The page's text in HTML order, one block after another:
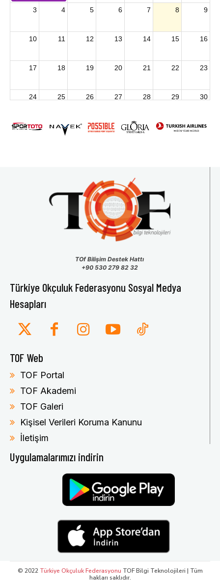
3 4 5 6 7 8 9
10 11 12 13 14 15 16
17 18 19 20 21 22 23
24 25 26 27 28 29 30
31 1 2 3 4 5 6
TOf Bilişim Destek Hattı
+90 530 279 82 32
Türkiye Okçuluk Federasyonu Sosyal Medya
Hesapları
TOF Web
TOF Portal
TOF Akademi
TOF Galeri
Kişisel Verileri Koruma Kanunu
İletişim
Uygulamalarımızı indirin
© 2022 Türkiye Okçuluk Federasyonu TOF Bilgi Teknolojileri | Tüm
hakları saklıdır.